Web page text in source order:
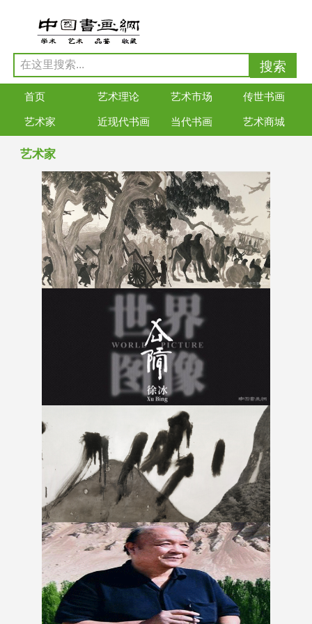
首页 艺术理论 艺术市场 传世书画
艺术家 近现代书画 当代书画 艺术商城
艺术家